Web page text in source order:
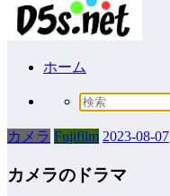
ホーム
カメラ Fujifilm 2023-08-07
カメラのドラマ